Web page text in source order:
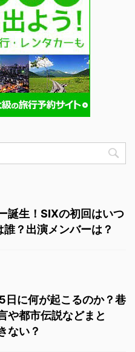
誕生！SIXの初回はいつ
？出演メンバーは？
に何が起こるのか？巷
や都市伝説などまと
ない？